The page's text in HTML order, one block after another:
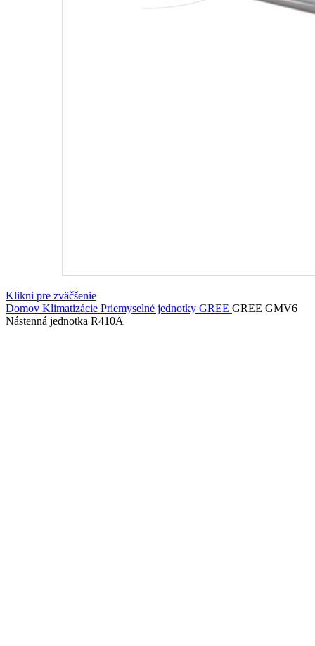
Klikni pre zväčšenie
Domov Klimatizácie Priemyselné jednotky GREE GREE GMV6
Nástenná jednotka R410A